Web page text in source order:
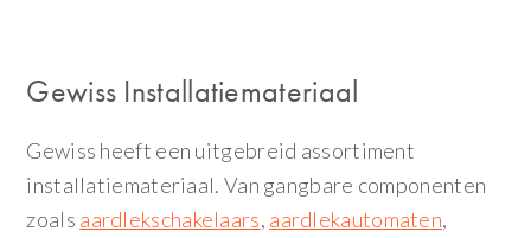
Gewiss Installatiemateriaal
Gewiss heeft een uitgebreid assortiment
installatiemateriaal. Van gangbare componenten
zoals aardlekschakelaars, aardlekautomaten,